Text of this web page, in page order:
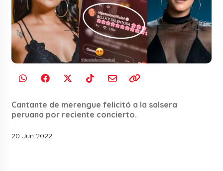
Cantante de merengue felicitó a la salsera
peruana por reciente concierto.
20 Jun 2022